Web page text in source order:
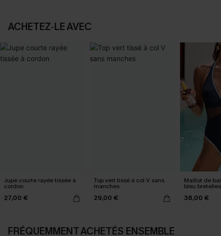
ACHETEZ‑LE AVEC
Jupe courte rayée tissée à
cordon
27,00 €
Top vert tissé à col V sans
manches
29,00 €
Maillot de
bleu
38,00 €
FRÉQUEMMENT ACHETÉS ENSEMBLE